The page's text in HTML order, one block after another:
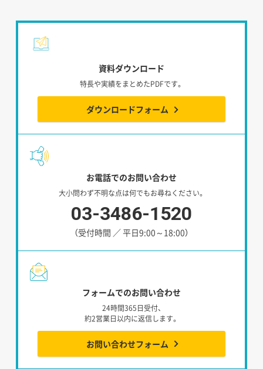
資料ダウンロード
特長や実績をまとめたPDFです。
ダウンロードフォーム
お電話でのお問い合わせ
大小問わず不明な点は何でもお尋ねください。
03-3486-1520
（受付時間 ／ 平日9:00～18:00）
フォームでのお問い合わせ
24時間365日受付、
約2営業日以内に返信します。
お問い合わせフォーム